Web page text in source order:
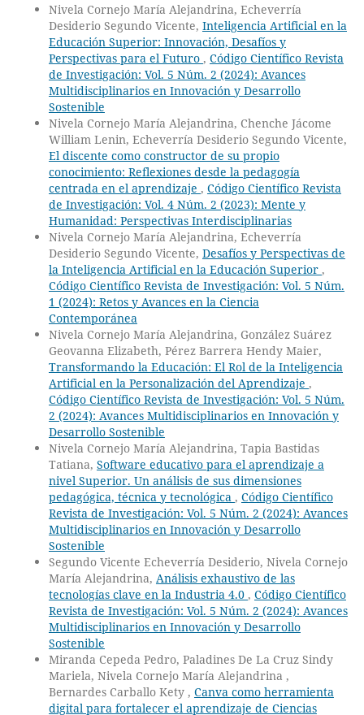
Nivela Cornejo María Alejandrina, Echeverría
Desiderio Segundo Vicente, Inteligencia Artificial en la
Educación Superior: Innovación, Desafíos y
Perspectivas para el Futuro , Código Científico Revista
de Investigación: Vol. 5 Núm. 2 (2024): Avances
Multidisciplinarios en Innovación y Desarrollo
Sostenible
Nivela Cornejo María Alejandrina, Chenche Jácome
William Lenin, Echeverría Desiderio Segundo Vicente,
El discente como constructor de su propio
conocimiento: Reflexiones desde la pedagogía
centrada en el aprendizaje , Código Científico Revista
de Investigación: Vol. 4 Núm. 2 (2023): Mente y
Humanidad: Perspectivas Interdisciplinarias
Nivela Cornejo María Alejandrina, Echeverría
Desiderio Segundo Vicente, Desafíos y Perspectivas de
la Inteligencia Artificial en la Educación Superior ,
Código Científico Revista de Investigación: Vol. 5 Núm.
1 (2024): Retos y Avances en la Ciencia
Contemporánea
Nivela Cornejo María Alejandrina, González Suárez
Geovanna Elizabeth, Pérez Barrera Hendy Maier,
Transformando la Educación: El Rol de la Inteligencia
Artificial en la Personalización del Aprendizaje ,
Código Científico Revista de Investigación: Vol. 5 Núm.
2 (2024): Avances Multidisciplinarios en Innovación y
Desarrollo Sostenible
Nivela Cornejo María Alejandrina, Tapia Bastidas
Tatiana, Software educativo para el aprendizaje a
nivel Superior. Un análisis de sus dimensiones
pedagógica, técnica y tecnológica , Código Científico
Revista de Investigación: Vol. 5 Núm. 2 (2024): Avances
Multidisciplinarios en Innovación y Desarrollo
Sostenible
Segundo Vicente Echeverría Desiderio, Nivela Cornejo
María Alejandrina, Análisis exhaustivo de las
tecnologías clave en la Industria 4.0 , Código Científico
Revista de Investigación: Vol. 5 Núm. 2 (2024): Avances
Multidisciplinarios en Innovación y Desarrollo
Sostenible
Miranda Cepeda Pedro, Paladines De La Cruz Sindy
Mariela, Nivela Cornejo María Alejandrina ,
Bernardes Carballo Kety , Canva como herramienta
digital para fortalecer el aprendizaje de Ciencias